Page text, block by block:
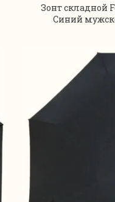
Зонт складной
Синий